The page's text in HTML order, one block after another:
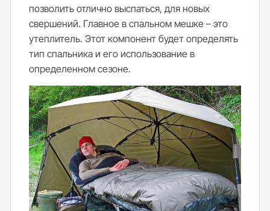
позволить отлично выспаться, для новых
свершений. Главное в спальном мешке – это
утеплитель. Этот компонент будет определять
тип спальника и его использование в
определенном сезоне.